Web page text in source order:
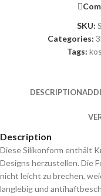
SKU:
Categories:
Tags:
DESCRIPTION
Description
Diese Silikonform enthält
Designs herzustellen. Die
nicht leicht zu brechen,
langlebig und